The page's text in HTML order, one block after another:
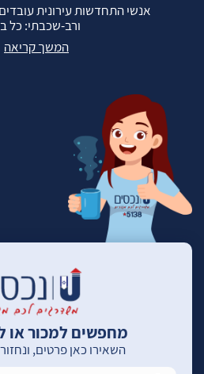
אנשי התחדשות עירונית
ורב‑שכבתי: כל
המשך קריאה
מחפשים למכור או
השאירו כאן פרטים,